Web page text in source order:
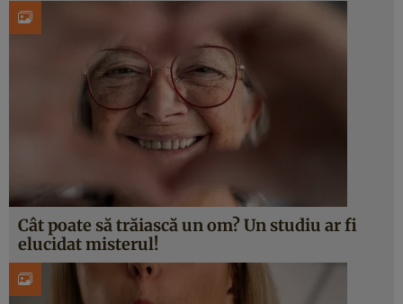
Cât poate să trăiască un om? Un studiu ar fi
elucidat misterul!